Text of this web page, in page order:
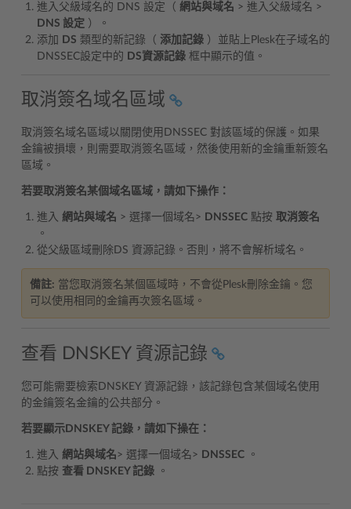
進入父級域名的 DNS 設定（ 網站與域名 > 進入父級域名 >
DNS 設定 ）。
添加
DS 類型的新記錄（ 添加記錄 ）並貼上Plesk在子域名的
DNSSEC設定中的 DS資源記錄 框中顯示的值。
取消簽名域名區域
取消簽名域名區域以關閉使用DNSSEC 對該區域的保護。如果
金鑰被損壞，則需要取消簽名區域，然後使用新的金鑰重新簽名
區域。
若要取消簽名某個域名區域，請如下操作：
進入 網站與域名 > 選擇一個域名> DNSSEC 點按 取消簽名
。
從父級區域刪除DS 資源記錄。否則，將不會解析域名。
備註: 當您取消簽名某個區域時，不會從Plesk刪除金鑰。您
可以使用相同的金鑰再次簽名區域。
查看 DNSKEY 資源記錄
您可能需要檢索DNSKEY 資源記錄，該記錄包含某個域名使用
的金鑰簽名金鑰的公共部分。
若要顯示DNSKEY 記錄，請如下操在：
進入 網站與域名> 選擇一個域名> DNSSEC 。
點按 查看 DNSKEY 記錄 。